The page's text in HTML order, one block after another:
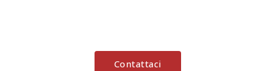
Contattaci